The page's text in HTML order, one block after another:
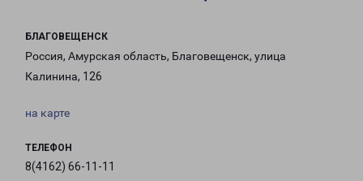
БЛАГОВЕЩЕНСК
Россия, Амурская область, Благовещенск, улица
Калинина, 126
на карте
ТЕЛЕФОН
8(4162) 66-11-11